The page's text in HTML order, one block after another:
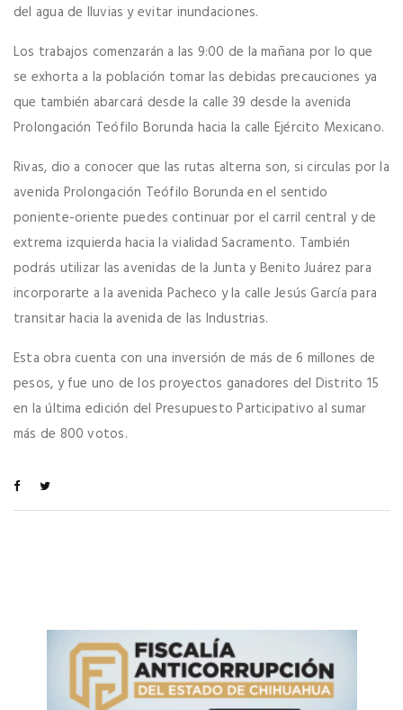
del agua de lluvias y evitar inundaciones.
Los trabajos comenzarán a las 9:00 de la mañana por lo que
se exhorta a la población tomar las debidas precauciones ya
que también abarcará desde la calle 39 desde la avenida
Prolongación Teófilo Borunda hacia la calle Ejército Mexicano.
Rivas, dio a conocer que las rutas alterna son, si circulas por la
avenida Prolongación Teófilo Borunda en el sentido
poniente-oriente puedes continuar por el carril central y de
extrema izquierda hacia la vialidad Sacramento. También
podrás utilizar las avenidas de la Junta y Benito Juárez para
incorporarte a la avenida Pacheco y la calle Jesús García para
transitar hacia la avenida de las Industrias.
Esta obra cuenta con una inversión de más de 6 millones de
pesos, y fue uno de los proyectos ganadores del Distrito 15
en la última edición del Presupuesto Participativo al sumar
más de 800 votos.